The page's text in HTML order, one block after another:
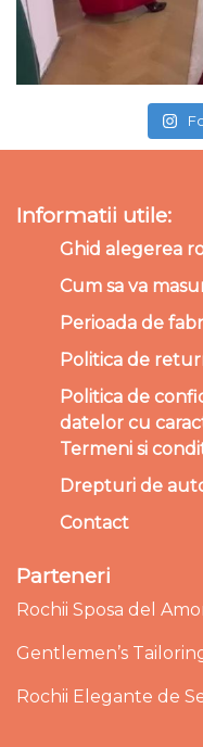
Informatii utile:
Ghid alegerea
Cum sa va
Perioada de
Politica de
Politica de
datelor cu
Termeni si
Drepturi de
Contact
Parteneri
Rochii Sposa del
Gentlemen’s
Rochii Elegante de